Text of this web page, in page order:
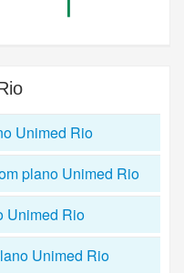
Unimed Rio
plano Unimed Rio
Unimed Rio
Unimed Rio